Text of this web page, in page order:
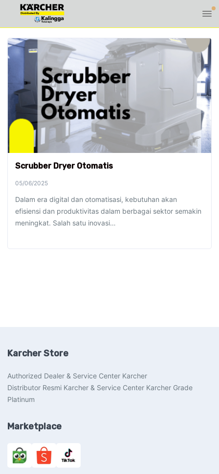
Scrubber Dryer Otomatis
05/06/2025
Dalam era digital dan otomatisasi, kebutuhan akan
efisiensi dan produktivitas dalam berbagai sektor semakin
meningkat. Salah satu inovasi…
Karcher Store
Authorized Dealer & Service Center Karcher
Distributor Resmi Karcher & Service Center Karcher Grade
Platinum
Marketplace